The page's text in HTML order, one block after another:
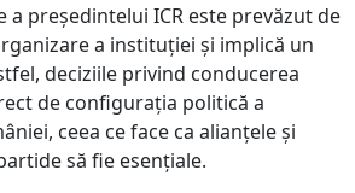
a președintelui ICR este prevăzut de
a instituției și implică un
deciziile privind conducerea
de configurația politică a
ceea ce face ca alianțele și
să fie esențiale.